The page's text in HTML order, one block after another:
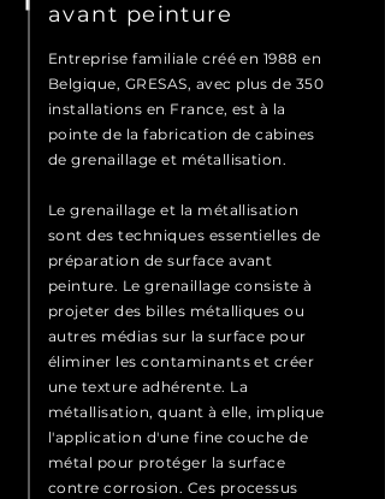
avant peinture
Entreprise familiale créé en 1988 en
Belgique, GRESAS, avec plus de 350
installations en France, est à la
pointe de la fabrication de cabines
de grenaillage et métallisation.
Le grenaillage et la métallisation
sont des techniques essentielles de
préparation de surface avant
peinture. Le grenaillage consiste à
projeter des billes métalliques ou
autres médias sur la surface pour
éliminer les contaminants et créer
une texture adhérente. La
métallisation, quant à elle, implique
l'application d'une fine couche de
métal pour protéger la surface
contre corrosion. Ces processus